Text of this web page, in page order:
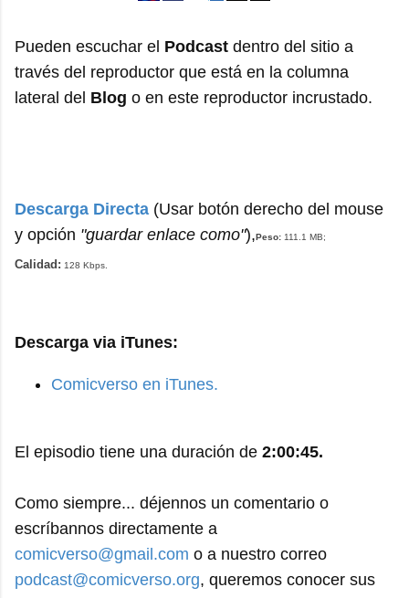
Pueden escuchar el Podcast dentro del sitio a
través del reproductor que está en la columna
lateral del Blog o en este reproductor incrustado.
Descarga Directa (Usar botón derecho del mouse
y opción "guardar enlace como"),Peso: 111.1 MB;
Calidad: 128 Kbps.
Descarga via iTunes:
Comicverso en iTunes.
El episodio tiene una duración de 2:00:45.
Como siempre... déjennos un comentario o
escríbannos directamente a
comicverso@gmail.com o a nuestro correo
podcast@comicverso.org, queremos conocer sus